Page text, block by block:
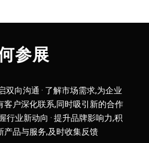
参展
双向沟通 · 了解市场需求,为企业
客户深化联系,同时吸引新的合作
行业新动向 · 提升品牌影响力,积
产品与服务,及时收集反馈